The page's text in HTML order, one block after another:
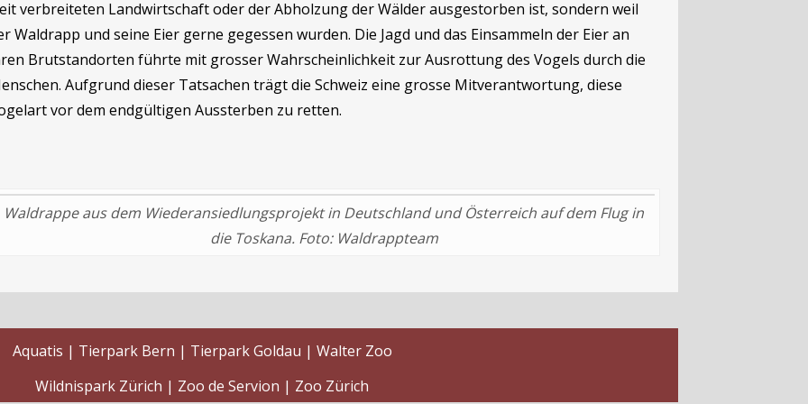
verbreiteten Landwirtschaft oder der Abholzung der Wälder ausgestorben ist, sondern weil
Waldrapp und seine Eier gerne gegessen wurden. Die Jagd und das Einsammeln der Eier an
Brutstandorten führte mit grosser Wahrscheinlichkeit zur Ausrottung des Vogels durch die
Aufgrund dieser Tatsachen trägt die Schweiz eine grosse Mitverantwortung, diese
vor dem endgültigen Aussterben zu retten.
Waldrappe aus dem Wiederansiedlungsprojekt in Deutschland und Österreich auf dem Flug in
die Toskana. Foto: Waldrappteam
Aquatis Tierpark Bern Tierpark Goldau
Walter Zoo
Wildnispark Zürich
Zoo de Servion Zoo Zürich